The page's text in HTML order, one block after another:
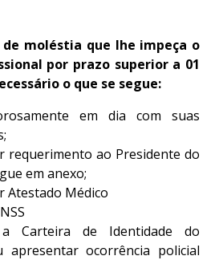
moléstia que lhe impeça o
por prazo superior a 01
o que se segue:
em dia com suas
requerimento ao Presidente do
em anexo;
Atestado Médico
a Carteira de Identidade do
apresentar ocorrência policial